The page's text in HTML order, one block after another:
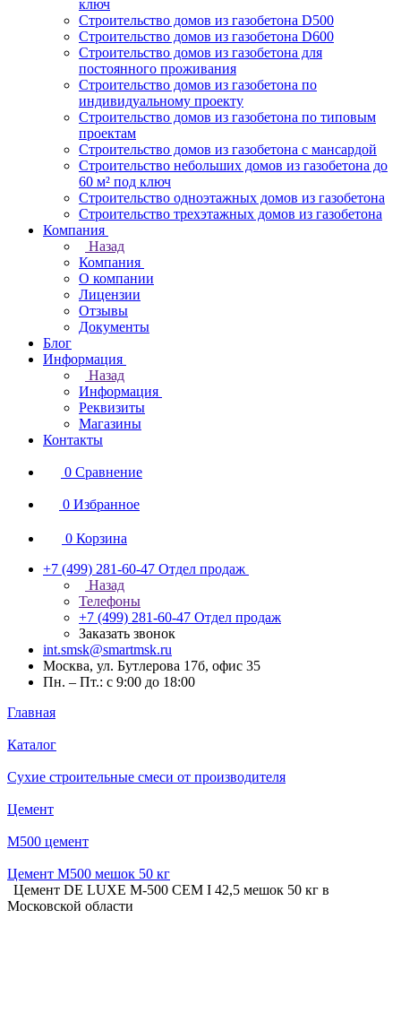
ключ
Строительство домов из газобетона D500
Строительство домов из газобетона D600
Строительство домов из газобетона для
постоянного проживания
Строительство домов из газобетона по
индивидуальному проекту
Строительство домов из газобетона по типовым
проектам
Строительство домов из газобетона с мансардой
Строительство небольших домов из газобетона до
60 м² под ключ
Строительство одноэтажных домов из газобетона
Строительство трехэтажных домов из газобетона
Компания
Назад
Компания
О компании
Лицензии
Отзывы
Документы
Блог
Информация
Назад
Информация
Реквизиты
Магазины
Контакты
0 Сравнение
0 Избранное
0 Корзина
+7 (499) 281-60-47 Отдел продаж
Назад
Телефоны
+7 (499) 281-60-47 Отдел продаж
Заказать звонок
int.smsk@smartmsk.ru
Москва, ул. Бутлерова 17б, офис 35
Пн. – Пт.: с 9:00 до 18:00
Главная
Каталог
Сухие строительные смеси от производителя
Цемент
М500 цемент
Цемент М500 мешок 50 кг
Цемент DE LUXE М-500 СЕМ I 42,5 мешок 50 кг в
Московской области